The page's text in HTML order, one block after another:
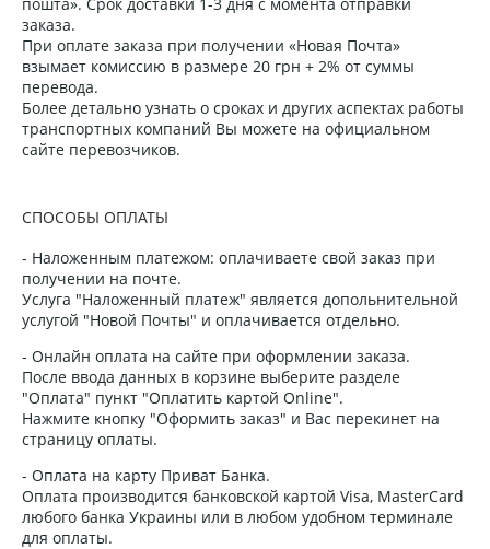
заказа.
При оплате заказа при получении «Новая Почта»
взымает комиссию в размере 20 грн + 2% от суммы
перевода.
Более детально узнать о сроках и других аспектах работы
транспортных компаний Вы можете на официальном
сайте перевозчиков.
СПОСОБЫ ОПЛАТЫ
- Наложенным платежом: оплачиваете свой заказ при
получении на почте.
Услуга "Наложенный платеж" является допольнительной
услугой "Новой Почты" и оплачивается отдельно.
- Онлайн оплата на сайте при оформлении заказа.
После ввода данных в корзине выберите разделе
"Оплата" пункт "Оплатить картой Online".
Нажмите кнопку "Оформить заказ" и Вас перекинет на
страницу оплаты.
- Оплата на карту Приват Банка.
Оплата производится банковской картой Visa, MasterCard
любого банка Украины или в любом удобном терминале
для оплаты.